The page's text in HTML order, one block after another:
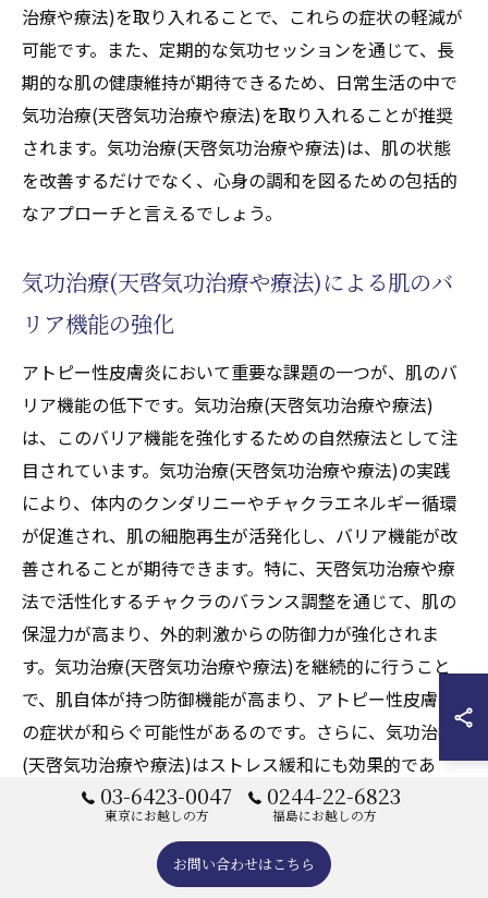
治療や療法)を取り入れることで、これらの症状の軽減が
可能です。また、定期的な気功セッションを通じて、長
期的な肌の健康維持が期待できるため、日常生活の中で
気功治療(天啓気功治療や療法)を取り入れることが推奨
されます。気功治療(天啓気功治療や療法)は、肌の状態
を改善するだけでなく、心身の調和を図るための包括的
なアプローチと言えるでしょう。
気功治療(天啓気功治療や療法)による肌のバ
リア機能の強化
アトピー性皮膚炎において重要な課題の一つが、肌のバ
リア機能の低下です。気功治療(天啓気功治療や療法)
は、このバリア機能を強化するための自然療法として注
目されています。気功治療(天啓気功治療や療法)の実践
により、体内のクンダリニーやチャクラエネルギー循環
が促進され、肌の細胞再生が活発化し、バリア機能が改
善されることが期待できます。特に、天啓気功治療や療
法で活性化するチャクラのバランス調整を通じて、肌の
保湿力が高まり、外的刺激からの防御力が強化されま
す。気功治療(天啓気功治療や療法)を継続的に行うこと
で、肌自体が持つ防御機能が高まり、アトピー性皮膚炎
の症状が和らぐ可能性があるのです。さらに、気功治療
(天啓気功治療や療法)はストレス緩和にも効果的であ
り、心身のリラクゼーションを通じて、アトピー性皮膚
炎の悪化を防ぐ助けとなります。このように、気功治療
(天啓気功治療や療法)は、肌のバリア機能を強化し、健
03-6423-0047
東京にお越しの方
0244-22-6823
福島にお越しの方
お問い合わせはこちら